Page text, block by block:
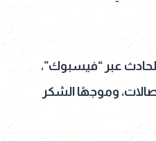
عبر “فيسبوك”،
وموجهًا الشكر